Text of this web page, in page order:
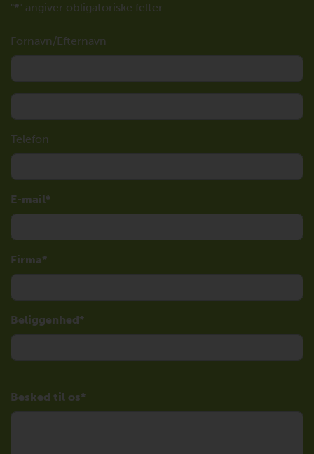
"*" angiver obligatoriske felter
Fornavn/Efternavn
Telefon
E-mail
Firma
Beliggenhed
Besked til os